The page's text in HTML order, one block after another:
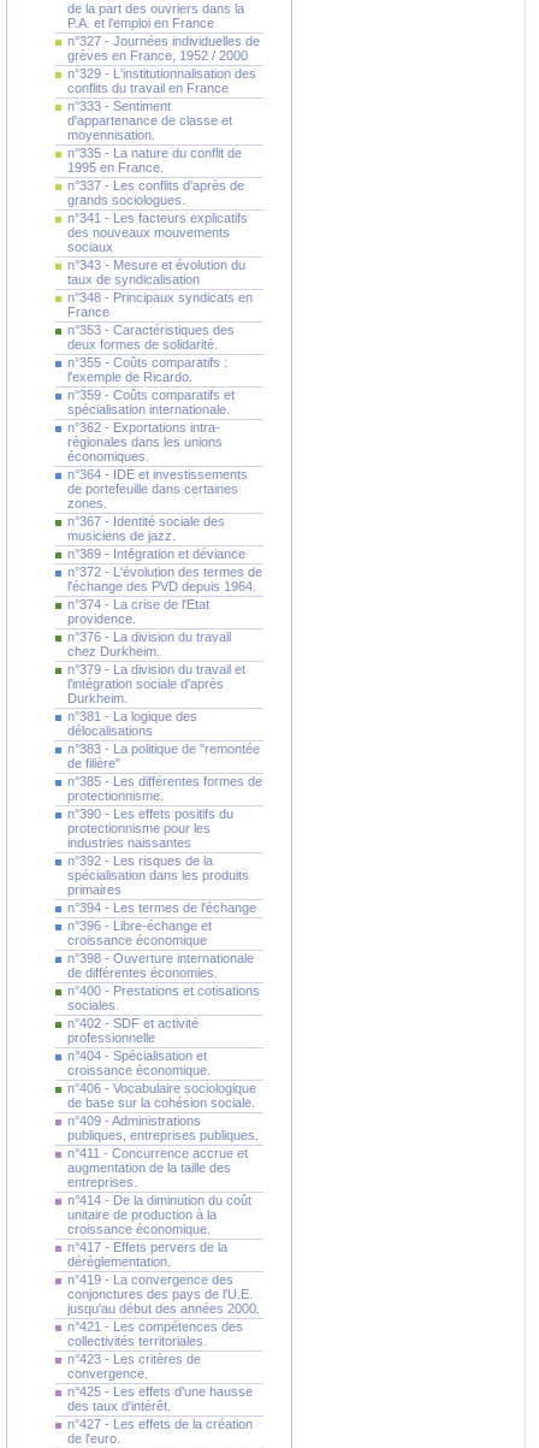
de la part des ouvriers dans la
P.A. et l'emploi en France
n°327 - Journées individuelles de
grèves en France, 1952 / 2000
n°329 - L'institutionnalisation des
conflits du travail en France
n°333 - Sentiment
d'appartenance de classe et
moyennisation.
n°335 - La nature du conflit de
1995 en France.
n°337 - Les conflits d'après de
grands sociologues.
n°341 - Les facteurs explicatifs
des nouveaux mouvements
sociaux
n°343 - Mesure et évolution du
taux de syndicalisation
n°348 - Principaux syndicats en
France
n°353 - Caractéristiques des
deux formes de solidarité.
n°355 - Coûts comparatifs :
l'exemple de Ricardo.
n°359 - Coûts comparatifs et
spécialisation internationale.
n°362 - Exportations intra-
régionales dans les unions
économiques.
n°364 - IDE et investissements
de portefeuille dans certaines
zones.
n°367 - Identité sociale des
musiciens de jazz.
n°369 - Intégration et déviance
n°372 - L'évolution des termes de
l'échange des PVD depuis 1964.
n°374 - La crise de l'Etat
providence.
n°376 - La division du travail
chez Durkheim.
n°379 - La division du travail et
l'intégration sociale d'après
Durkheim.
n°381 - La logique des
délocalisations
n°383 - La politique de "remontée
de filière"
n°385 - Les différentes formes de
protectionnisme.
n°390 - Les effets positifs du
protectionnisme pour les
industries naissantes
n°392 - Les risques de la
spécialisation dans les produits
primaires
n°394 - Les termes de l'échange
n°396 - Libre-échange et
croissance économique
n°398 - Ouverture internationale
de différentes économies.
n°400 - Prestations et cotisations
sociales.
n°402 - SDF et activité
professionnelle
n°404 - Spécialisation et
croissance économique.
n°406 - Vocabulaire sociologique
de base sur la cohésion sociale.
n°409 - Administrations
publiques, entreprises publiques.
n°411 - Concurrence accrue et
augmentation de la taille des
entreprises.
n°414 - De la diminution du coût
unitaire de production à la
croissance économique.
n°417 - Effets pervers de la
déréglementation.
n°419 - La convergence des
conjonctures des pays de l'U.E.
jusqu'au début des années 2000.
n°421 - Les compétences des
collectivités territoriales.
n°423 - Les critères de
convergence.
n°425 - Les effets d'une hausse
des taux d'intérêt.
n°427 - Les effets de la création
de l'euro.